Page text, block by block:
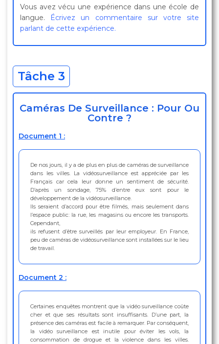
Vous avez vécu une expérience dans une école de
langue.
Écrivez un commentaire sur votre site
parlant de cette expérience.
Tâche 3
Caméras De Surveillance : Pour Ou
Contre ?
Document 1 :
De nos jours, il y a de plus en plus de caméras de surveillance
dans les villes. La vidéosurveillance est appréciée par les
Français car cela leur donne un sentiment de sécurité.
D’après un sondage, 75% d’entre eux sont pour le
développement de la vidéosurveillance.
Ils seraient d’accord pour être filmés, mais seulement dans
l’espace public: la rue, les magasins ou encore les transports.
Cependant,
ils refusent d’être surveillés par leur employeur. En France,
peu de caméras de vidéosurveillance sont installées sur le lieu
de travail.
Document 2 :
Certaines enquêtes montrent que la vidéo surveillance coûte
cher et que ses résultats sont insuffisants. D’une part, la
présence des caméras est facile à remarquer. Par conséquent,
la vidéo surveillance est inutile pour éviter les vols, la
consommation de drogue et la violence dans les villes.